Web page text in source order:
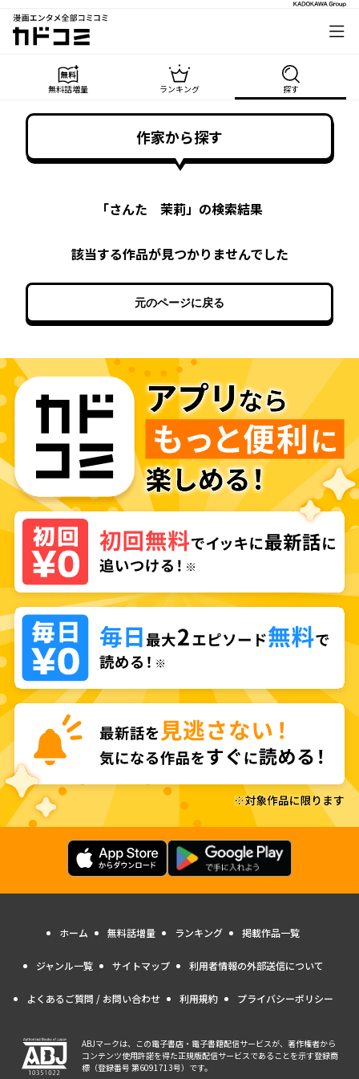
漫画エンタメ全部コミコミ
カドコミ
無料話増量 ランキング 探す
作家から探す
「さんた 茉莉」の検索結果
該当する作品が見つかりませんでした
元のページに戻る
ホーム 無料話増量 ランキング 掲載作品一覧
ジャンル一覧 サイトマップ 利用者情報の外部送信について
よくあるご質問 / お問い合わせ 利用規約 プライバシーポリシー
ABJマークは、この電子書店・電子書籍配信サービスが、著作権者から
コンテンツ使用許諾を得た正規版配信サービスであることを示す登録商
標（登録番号 第6091713号）です。